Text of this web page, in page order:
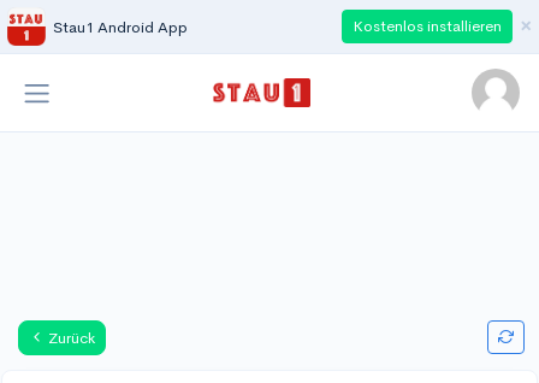
Stau1 Android App Kostenlos installieren ×
Zurück